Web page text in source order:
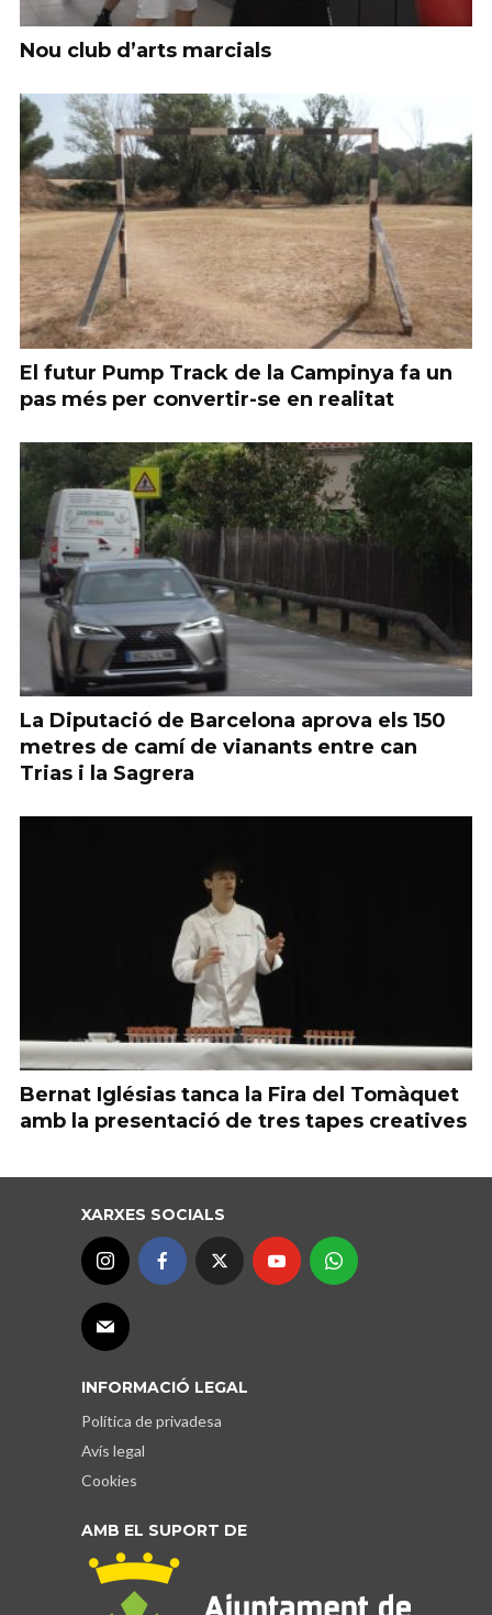
Nou club d’arts marcials
El futur Pump Track de la Campinya fa un
pas més per convertir-se en realitat
La Diputació de Barcelona aprova els 150
metres de camí de vianants entre can
Trias i la Sagrera
Bernat Iglésias tanca la Fira del Tomàquet
amb la presentació de tres tapes creatives
XARXES SOCIALS
INFORMACIÓ LEGAL
Política de privadesa
Avís legal
Cookies
AMB EL SUPORT DE